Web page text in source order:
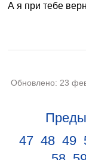
А я при тебе
Обновлено: 23
47 48 49